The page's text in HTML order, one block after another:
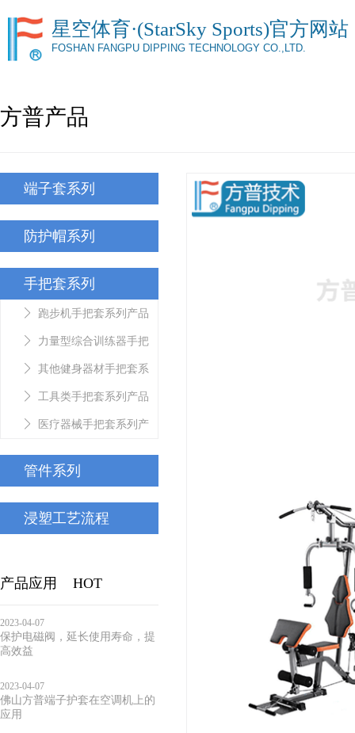
星空体育·(StarSky Sports)官方网站
FOSHAN FANGPU DIPPING TECHNOLOGY CO.,LTD.
方普产品
端子套系列
防护帽系列
手把套系列
跑步机手把套系列产品
力量型综合训练器手把
套系列产品
其他健身器材手把套系
列产品
工具类手把套系列产品
医疗器械手把套系列产
管件系列
浸塑工艺流程
产品应用 HOT
2023-04-07
保护电磁阀，延长使用寿命，提
高效益
2023-04-07
佛山方普端子护套在空调机上的
应用